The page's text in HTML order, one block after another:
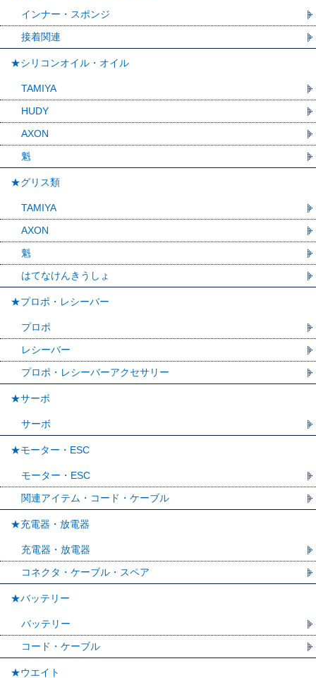
インナー・スポンジ
接着関連
★シリコンオイル・オイル
TAMIYA
HUDY
AXON
魁
★グリス類
TAMIYA
AXON
魁
はてなけんきうしょ
★プロポ・レシーバー
プロポ
レシーバー
プロポ・レシーバーアクセサリー
★サーボ
サーボ
★モーター・ESC
モーター・ESC
関連アイテム・コード・ケーブル
★充電器・放電器
充電器・放電器
コネクタ・ケーブル・スペア
★バッテリー
バッテリー
コード・ケーブル
★ウエイト